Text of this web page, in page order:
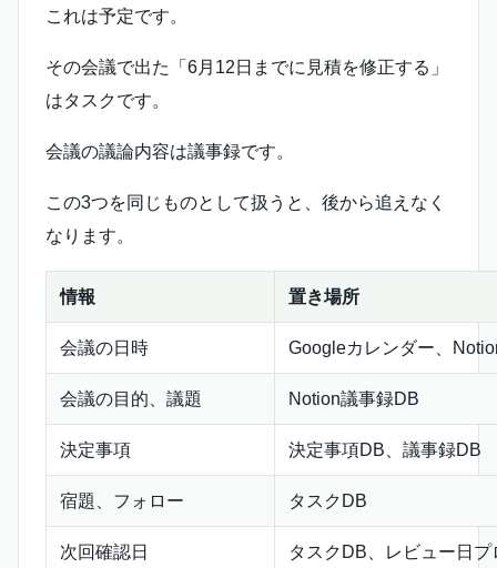
これは予定です。
その会議で出た「6月12日までに見積を修正する」
はタスクです。
会議の議論内容は議事録です。
この3つを同じものとして扱うと、後から追えなく
なります。
情報 置き場所
会議の日時 Googleカレンダー、
会議の目的、議題 Notion議事録DB
決定事項 決定事項DB、議事録DB
宿題、フォロー タスクDB
次回確認日 タスクDB、レビュー日プ